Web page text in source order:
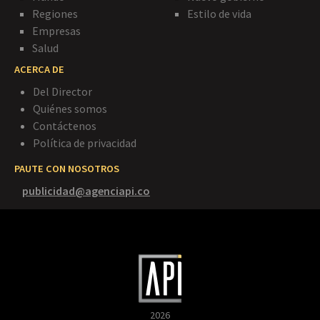
Regiones
Empresas
Salud
Estilo de vida
ACERCA DE
Del Director
Quiénes somos
Contáctenos
Política de privacidad
PAUTE CON NOSOTROS
publicidad@agenciapi.co
2026